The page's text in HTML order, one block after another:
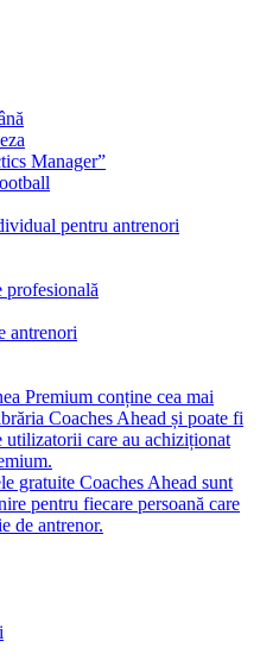
Manager”
pentru antrenori
profesională
antrenori
Premium conține cea mai
Coaches Ahead și poate fi
utilizatorii care au achiziționat
gratuite Coaches Ahead sunt
pentru fiecare persoană care
de antrenor.